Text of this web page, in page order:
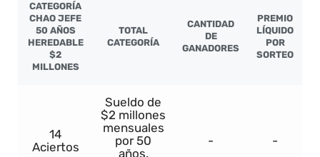
CATEGORÍA
CHAO JEFE
50 AÑOS
HEREDABLE
$2
MILLONES
TOTAL
CATEGORÍA
CANTIDAD
DE
GANADORES
PREMIO
LÍQUIDO
POR
SORTEO
14
Aciertos
Sueldo de
$2 millones
mensuales
por 50
años.
- -